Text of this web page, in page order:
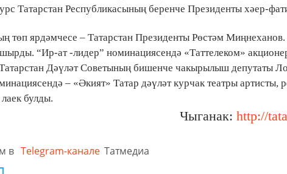
Татарстан Республикасының беренче Президенты хәер-
төп ярдәмчесе – Татарстан Президенты Рөстәм Миңнеханов.
“Ир-ат -лидер” номинациясендә «Таттелеком»
Дәүләт Советының бишенче чакырылыш депутаты
– «Әкият» Татар дәүләт курчак театры артисты,
булды.
Чыганак: http://
в Telegram-канале Татмедиа